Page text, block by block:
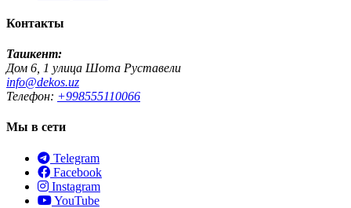
Контакты
Ташкент:
Дом 6, 1 улица Шота Руставели
info@dekos.uz
Телефон: +998555110066
Мы в сети
Telegram
Facebook
Instagram
YouTube